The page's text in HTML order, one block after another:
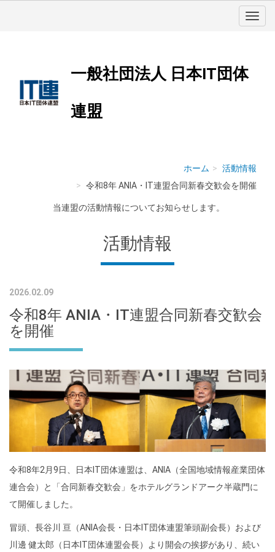
一般社団法人 日本IT団体
連盟
ホーム
活動情報
令和8年 ANIA・IT連盟合同新春交歓会を開催
当連盟の活動情報についてお知らせします。
活動情報
2026.02.09
令和8年 ANIA・IT連盟合同新春交歓会
を開催
令和8年2月9日、日本IT団体連盟は、 ANIA（全国地域情報産業団体
連合会）と
「合同新春交歓会」をホテルグランドアーク半蔵門に
て開催しました。
冒頭、長谷川 亘（ANIA会長・日本IT団体連盟筆頭副会長）および
川邊 健太郎（日本IT団体連盟会長）より開会の挨拶があり、続い